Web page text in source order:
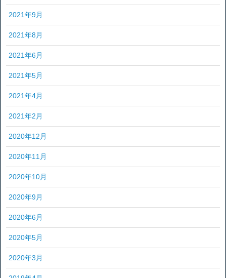
2021年9月
2021年8月
2021年6月
2021年5月
2021年4月
2021年2月
2020年12月
2020年11月
2020年10月
2020年9月
2020年6月
2020年5月
2020年3月